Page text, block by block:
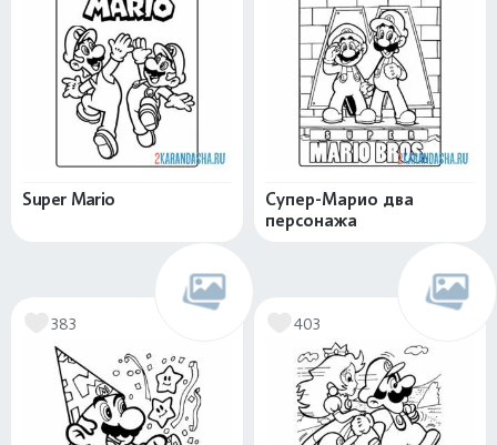
Super Mario
Супер-Марио два
персонажа
383 403